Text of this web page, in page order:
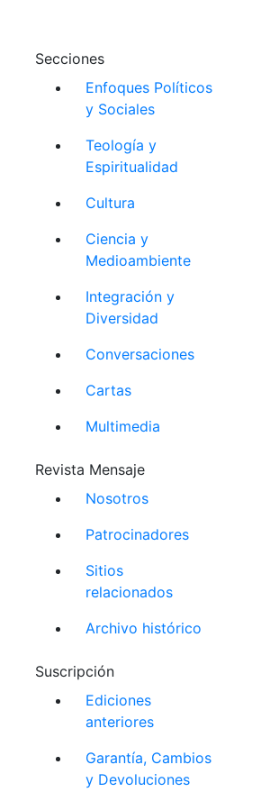
Secciones
Enfoques Políticos
y Sociales
Teología y
Espiritualidad
Cultura
Ciencia y
Medioambiente
Integración y
Diversidad
Conversaciones
Cartas
Multimedia
Revista Mensaje
Nosotros
Patrocinadores
Sitios
relacionados
Archivo histórico
Suscripción
Ediciones
anteriores
Garantía, Cambios
y Devoluciones